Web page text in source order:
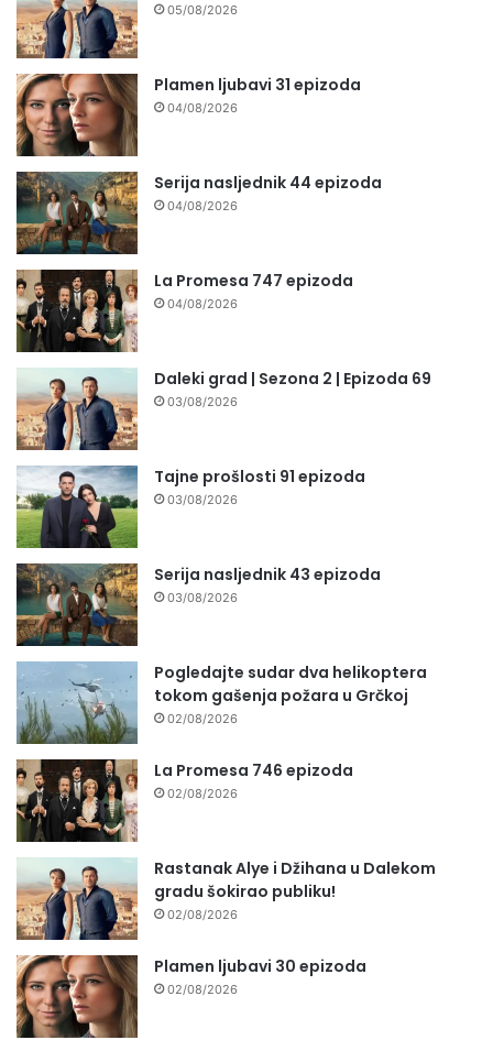
05/08/2026
Plamen ljubavi 31 epizoda
04/08/2026
Serija nasljednik 44 epizoda
04/08/2026
La Promesa 747 epizoda
04/08/2026
Daleki grad | Sezona 2 | Epizoda 69
03/08/2026
Tajne prošlosti 91 epizoda
03/08/2026
Serija nasljednik 43 epizoda
03/08/2026
Pogledajte sudar dva helikoptera
tokom gašenja požara u Grčkoj
02/08/2026
La Promesa 746 epizoda
02/08/2026
Rastanak Alye i Džihana u Dalekom
gradu šokirao publiku!
02/08/2026
Plamen ljubavi 30 epizoda
02/08/2026